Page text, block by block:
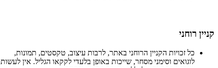
קניין רוחני
כל זכויות הקניין הרוחני באתר, לרבות עיצוב, טקסטים, תמונות,
לוגואים וסימני מסחר, שייכות באופן בלעדי לקקאו הגליל. אין לעשות